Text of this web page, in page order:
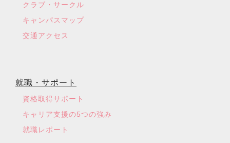
クラブ・サークル
キャンパスマップ
交通アクセス
就職・サポート
資格取得サポート
キャリア支援の5つの強み
就職レポート